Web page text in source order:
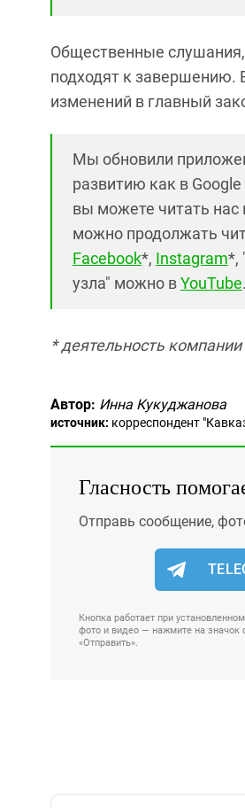
Общественные
подходят к завершению.
изменений в главный
Мы обновили
развитию как в
вы можете читать нас
можно продолжать
Facebook*, Instagram*,
узла" можно вYouTube.
* деятельность
Автор: Инна Кукуджанова
источник: корреспондент
Гласность
Отправь сообщение,
Кнопка работает при
фото и видео — нажмите на значок
«Отправить».